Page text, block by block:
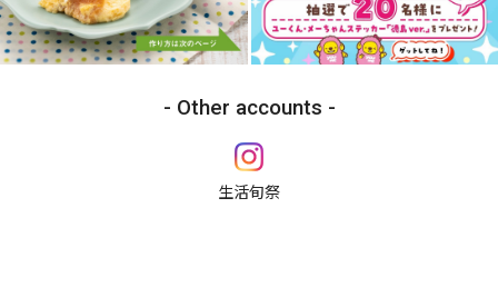
Other accounts
生活旬祭